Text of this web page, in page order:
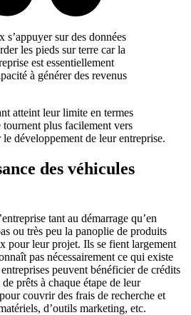
s’appuyer sur des données
les pieds sur terre car la
est essentiellement
à générer des revenus
atteint leur limite en termes
tournent plus facilement vers
développement de leur entreprise.
des véhicules
tant au démarrage qu’en
ou très peu la panoplie de produits
pour leur projet. Ils se fient largement
pas nécessairement ce qui existe
peuvent bénéficier de crédits
prêts à chaque étape de leur
couvrir des frais de recherche et
d’outils marketing, etc.